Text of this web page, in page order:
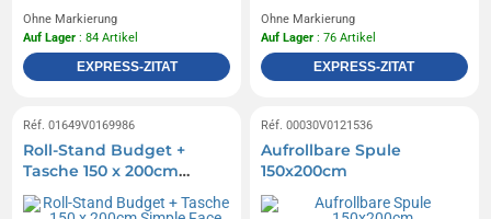
Ohne Markierung
Auf Lager : 84 Artikel
EXPRESS-ZITAT
Ohne Markierung
Auf Lager : 76 Artikel
EXPRESS-ZITAT
Réf. 01649V0169986
Roll-Stand Budget +
Tasche 150 x 200cm
Simple Face
Réf. 00030V0121536
Aufrollbare Spule
150x200cm